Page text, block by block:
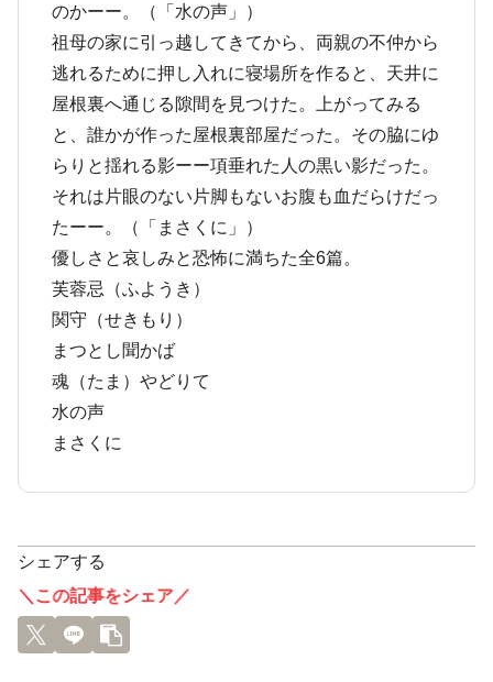
のかーー。（「水の声」）
祖母の家に引っ越してきてから、両親の不仲から
逃れるために押し入れに寝場所を作ると、天井に
屋根裏へ通じる隙間を見つけた。上がってみる
と、誰かが作った屋根裏部屋だった。その脇にゆ
らりと揺れる影ーー項垂れた人の黒い影だった。
それは片眼のない片脚もないお腹も血だらけだっ
たーー。（「まさくに」）
優しさと哀しみと恐怖に満ちた全6篇。
芙蓉忌（ふようき）
関守（せきもり）
まつとし聞かば
魂（たま）やどりて
水の声
まさくに
シェアする
＼この記事をシェア／